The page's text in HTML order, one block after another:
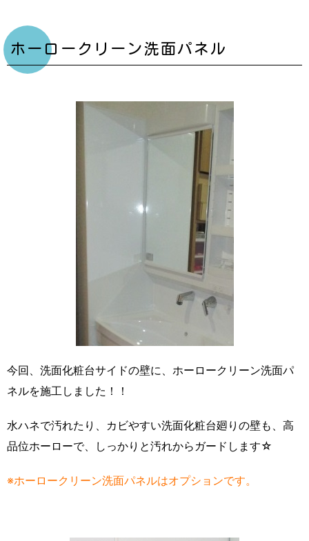
ホーロークリーン洗面パネル
今回、洗面化粧台サイドの壁に、ホーロークリーン洗面パ
ネルを施工しました！！
水ハネで汚れたり、カビやすい洗面化粧台廻りの壁も、高
品位ホーローで、しっかりと汚れからガードします☆
※ホーロークリーン洗面パネルはオプションです。